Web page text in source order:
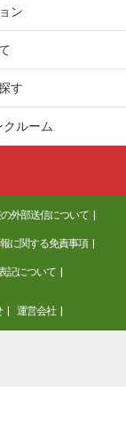
ン
す
ルーム
外部送信について
に関する免責事項
記について
運営会社